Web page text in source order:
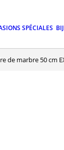
SPÉCIALES
de marbre 50 cm